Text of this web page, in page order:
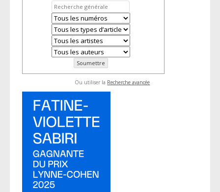
Ou utiliser la Recherche avancée